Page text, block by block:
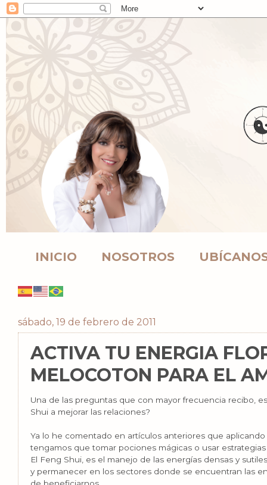
INICIO NOSOTROS
sábado, 19 de febrero de 2011
ACTIVA TU ENERGIA
MELOCOTON PARA EL
Una de las preguntas que con mayor frecuencia recibo,
Shui a mejorar las relaciones?
Ya lo he comentado en artículos anteriores que
tengamos que tomar pociones mágicas o usar
El Feng Shui, es el manejo de las energías densas y
y permanecer en los sectores donde se encuentran las